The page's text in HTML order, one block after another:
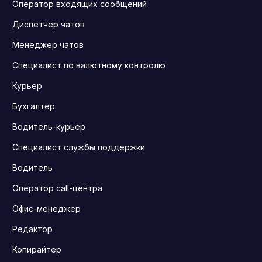
Оператор входящих сообщений
Диспетчер чатов
Менеджер чатов
Специалист по валютному контролю
Курьер
Бухгалтер
Водитель-курьер
Специалист службы поддержки
Водитель
Оператор call-центра
Офис-менеджер
Редактор
Копирайтер